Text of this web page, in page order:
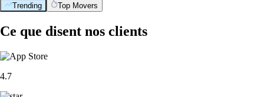
Trending Top Movers
Ce que disent nos clients
4.7